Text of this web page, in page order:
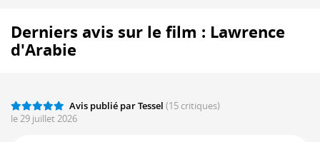
Derniers avis sur le film : Lawrence
d'Arabie
Avis publié par Tessel (15 critiques)
le 29 juillet 2026